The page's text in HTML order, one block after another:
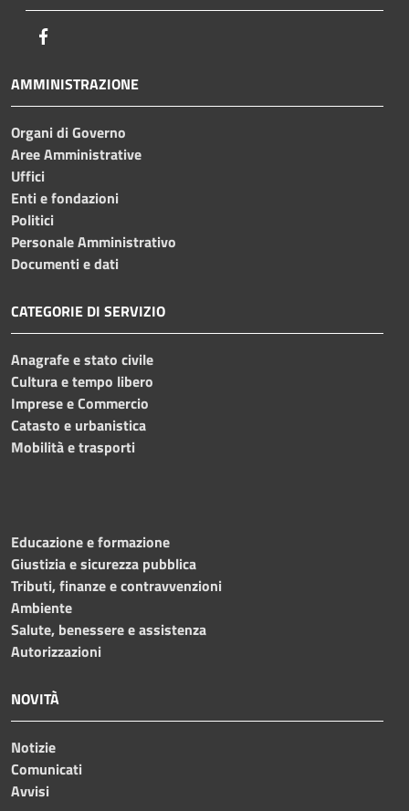
AMMINISTRAZIONE
Organi di Governo
Aree Amministrative
Uffici
Enti e fondazioni
Politici
Personale Amministrativo
Documenti e dati
CATEGORIE DI SERVIZIO
Anagrafe e stato civile
Cultura e tempo libero
Imprese e Commercio
Catasto e urbanistica
Mobilità e trasporti
Educazione e formazione
Giustizia e sicurezza pubblica
Tributi, finanze e contravvenzioni
Ambiente
Salute, benessere e assistenza
Autorizzazioni
NOVITÀ
Notizie
Comunicati
Avvisi